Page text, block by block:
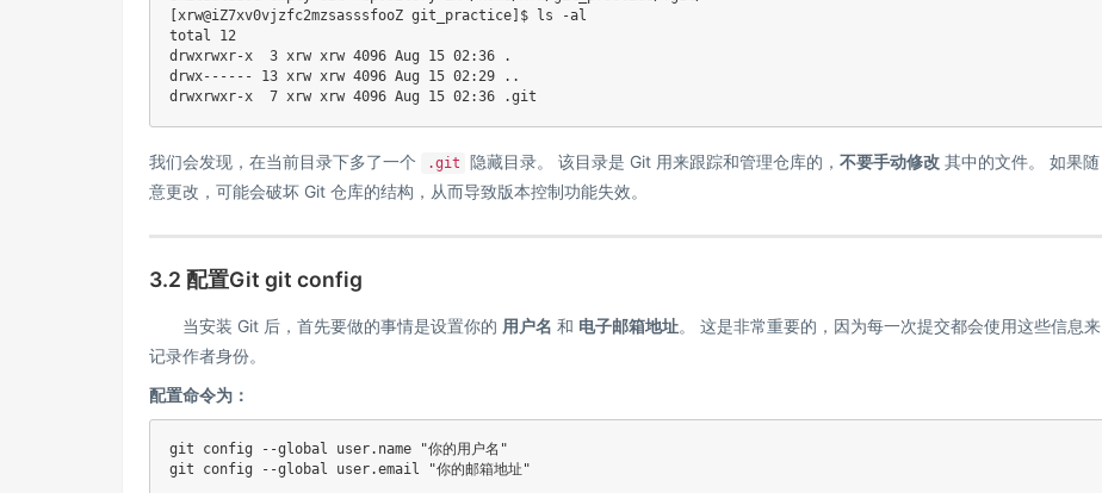
[xrw@iZ7xv0vjzfc2mzsasssfooZ git_practice] $ ls -al
total 12
drwxrwxr-x 3 xrw xrw 4096 Aug 15 02:36
.
drwx------ 13 xrw xrw 4096 Aug 15 02:29
..
drwxrwxr-x 7 xrw xrw 4096 Aug 15
我们会发现，在当前目录下多了一个 .git 隐藏目录。 该目录是 Git 用来跟踪和管理仓库的，不要手动修改 其中的文件。 如果随
意更改，可能会破坏 Git 仓库的结构，从而导致版本控制功能失效。
3.2 配置Git git config
当安装 Git 后，首先要做的事情是设置你的 用户名 和 电子邮箱地址。 这是非常重要的，因为每一次提交都会使用这些信息来
记录作者身份。
配置命令为：
git config --global user.name
"你的用户名"
git config --global user.email "你的邮箱地址"